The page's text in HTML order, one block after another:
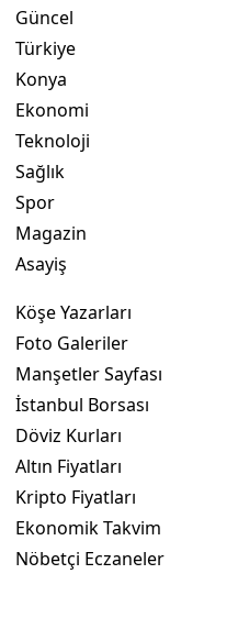
Güncel
Türkiye
Konya
Ekonomi
Teknoloji
Sağlık
Spor
Magazin
Asayiş
Köşe Yazarları
Foto Galeriler
Manşetler Sayfası
İstanbul Borsası
Döviz Kurları
Altın Fiyatları
Kripto Fiyatları
Ekonomik Takvim
Nöbetçi Eczaneler